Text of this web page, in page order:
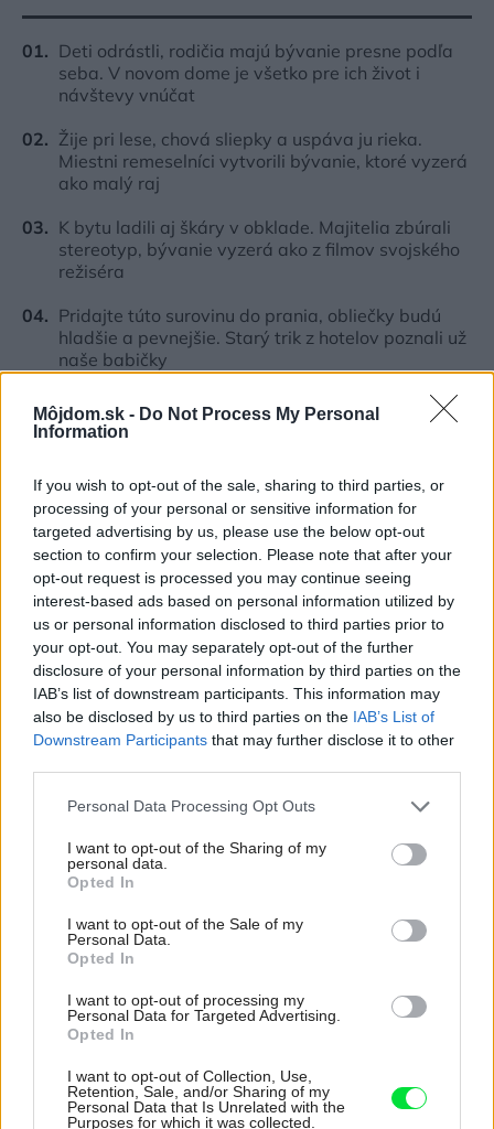
Môjdom.sk - Do Not Process My Personal
Information
If you wish to opt-out of the sale, sharing to third parties, or
processing of your personal or sensitive information for
targeted advertising by us, please use the below opt-out
section to confirm your selection. Please note that after your
opt-out request is processed you may continue seeing
interest-based ads based on personal information utilized by
us or personal information disclosed to third parties prior to
your opt-out. You may separately opt-out of the further
disclosure of your personal information by third parties on the
IAB’s list of downstream participants. This information may
also be disclosed by us to third parties on the IAB’s List of
Downstream Participants that may further disclose it to other
Please note that this website/app uses one or more Google
not limited to your visit or usage behaviour. You may click to
grant or deny consent to Google and its third-party tags to
use your data for below specified purposes in below Google
consent section.
Personal Data Processing Opt Outs
I want to opt-out of the Sharing of my
personal data.
Opted In
I want to opt-out of the Sale of my
Personal Data.
Opted In
I want to opt-out of processing my
Personal Data for Targeted Advertising.
Opted In
I want to opt-out of Collection, Use,
Retention, Sale, and/or Sharing of my
Personal Data that Is Unrelated with the
Purposes for which it was collected.
Deti odrástli, rodičia majú bývanie presne podľa
seba. V novom dome je všetko pre ich život i
návštevy vnúčat
Žije pri lese, chová sliepky a uspáva ju rieka.
Miestni remeselníci vytvorili bývanie, ktoré vyzerá
ako malý raj
K bytu ladili aj škáry v obklade. Majitelia zbúrali
stereotyp, bývanie vyzerá ako z filmov svojského
režiséra
Pridajte túto surovinu do prania, obliečky budú
hladšie a pevnejšie. Starý trik z hotelov poznali už
naše babičky
Kedysi boli veľkým trendom, dnes sa im radšej
vyhnite. Týchto 7 vecí robí vašu obývačku
Inšpirácie
kúpeľňa, drevo,zelená
Najnovšie príspevky
Re: Takto sa rieši málo úložného miesta. V tomto byte
stačil jeden prvok | Môjdom.sk
My napríklad labky utierame hneď pri dverách a doma pred dvere
používame tyčový ETA Terier…